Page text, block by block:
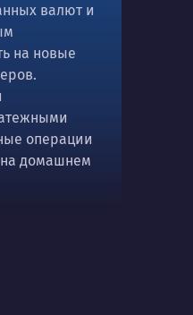
валют и
на новые
операции
домашнем